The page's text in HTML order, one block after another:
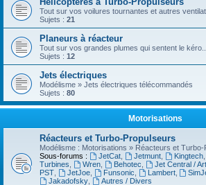
Tout sur vos voilures tournantes et autres
Sujets : 21
Planeurs à réacteur
Tout sur vos grandes plumes qui sentent le kéro...
Sujets : 12
Jets électriques
Modélisme » Jets électriques télécommandés
Sujets : 80
Motorisations
Réacteurs et Turbo-Propulseurs
Modélisme : Motorisations » Réacteurs et Turbo-
Sous-forums :
JetCat, Jetmunt, Kingtech,
Turbines
Wren, Behotec Jet Central /
PST
JetJoe, Funsonic Lambert,
Jakadofsky,
Autres / Divers